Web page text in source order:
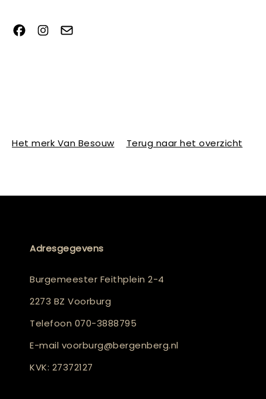
Het merk Van Besouw Terug naar het overzicht
Adresgegevens
Burgemeester Feithplein 2-4
2273 BZ Voorburg
Telefoon 070-3888795
E-mail voorburg@bergenberg.nl
KVK: 27372127